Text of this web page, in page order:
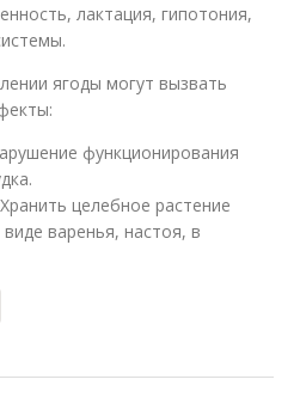
лактация, гипотония,
ягоды могут вызвать
функционирования
целебное растение
варенья, настоя, в